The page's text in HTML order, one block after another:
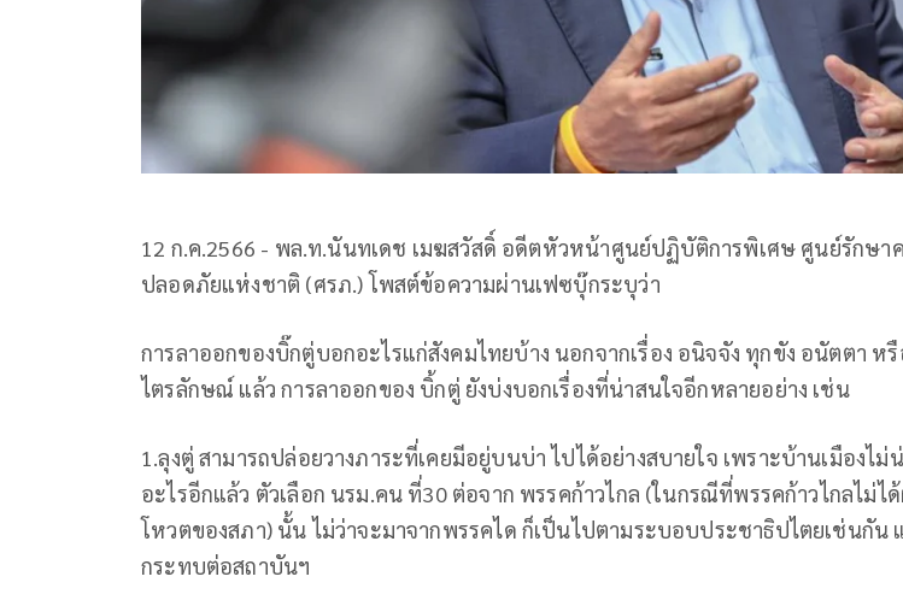
12 ก.ค.2566 - พล.ท.นันทเดช เมฆสวัสดิ์ อดีตหัวหน้าศูนย์ปฏิบัติการพิเศษ ศูนย์รักษา
ปลอดภัยแห่งชาติ (ศรภ.) โพสต์ข้อความผ่านเฟซบุ๊กระบุว่า
การลาออกของบิ๊กตู่บอกอะไรแก่สังคมไทยบ้าง นอกจากเรื่อง อนิจจัง ทุกขัง อนัตตา หรื
ไตรลักษณ์ แล้ว การลาออกของ บิ้กตู่ ยังบ่งบอกเรื่องที่น่าสนใจอีกหลายอย่าง เช่น
1.ลุงตู่ สามารถปล่อยวางภาระที่เคยมีอยู่บนบ่า ไปได้อย่างสบายใจ เพราะบ้านเมืองไม่
อะไรอีกแล้ว ตัวเลือก นรม.คน ที่30 ต่อจาก พรรคก้าวไกล (ในกรณีที่พรรคก้าวไกลไม่ไ
โหวตของสภา) นั้น ไม่ว่าจะมาจากพรรคได ก็เป็นไปตามระบอบประชาธิปไตยเช่นกัน
กระทบต่อสถาบันฯ